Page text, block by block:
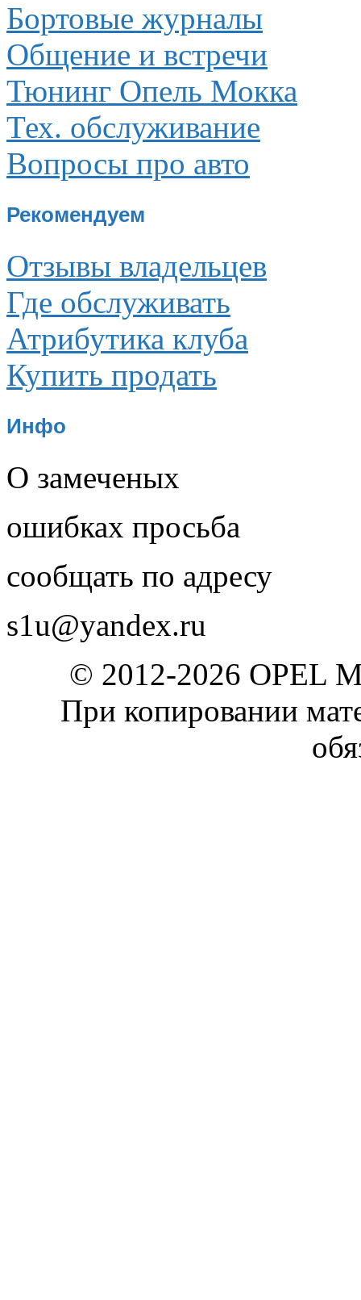
Бортовые журналы
Общение и встречи
Тюнинг Опель Мокка
Тех. обслуживание
Вопросы про авто
Рекомендуем
Отзывы владельцев
Где обслуживать
Атрибутика клуба
Купить продать
Инфо
О замеченых
ошибках просьба
сообщать по адресу
s1u@yandex.ru
© 2012-2026 OPEL
При копировании